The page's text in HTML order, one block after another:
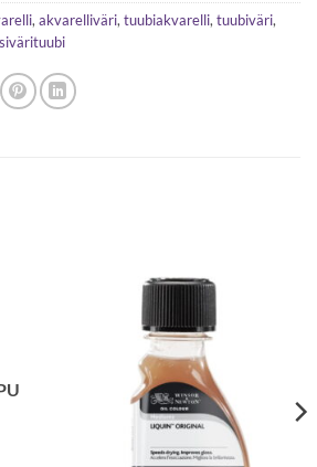
, akvarelliväri, tuubiakvarelli, tuubiväri,